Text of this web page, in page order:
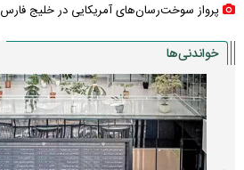
پرواز سوخت‌رسان‌های آمریکایی در خلیج فارس
خواندنی‌ها